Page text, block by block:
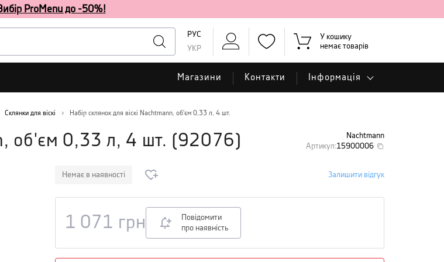
ProMenu до -50%!
РУС
УКР
У кошику
немає товарів
Магазини Контакти Інформація
Склянки для віскі Набір склянок для віскі Nachtmann, об'єм 0,33 л, 4 шт.
об'єм 0,33 л, 4 шт. (92076 )
Nachtmann
Артикул:15900006
Немає в наявності Залишити відгук
1 071 грн
Повідомити
про наявність